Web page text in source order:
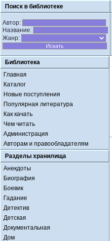
Поиск в библиотеке
Автор:
Название:
Жанр:
Библиотека
Главная
Каталог
Новые поступления
Популярная литература
Как качать
Чем читать
Администрация
Авторам и правообладателям
Разделы хранилища
Анекдоты
Биография
Боевик
Гадание
Детектив
Детская
Документальная
Дом